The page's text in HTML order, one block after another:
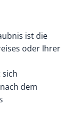
ist die
oder Ihrer
dem